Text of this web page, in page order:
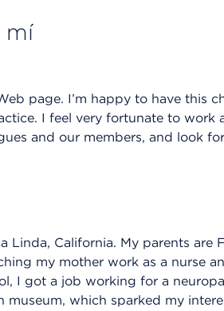
mí
page. I’m happy to have this
I feel very fortunate to work
and our members, and look
Linda, California. My parents are
my mother work as a nurse
I got a job working for a
museum, which sparked my